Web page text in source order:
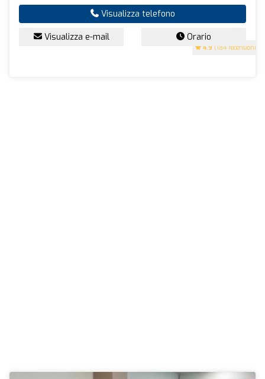
4.9 (184 recensioni)
Visualizza telefono
Visualizza e-mail Orario